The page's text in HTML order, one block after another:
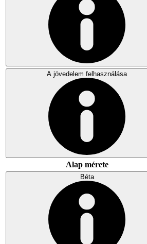
A jövedelem felhasználása
Alap mérete
Béta